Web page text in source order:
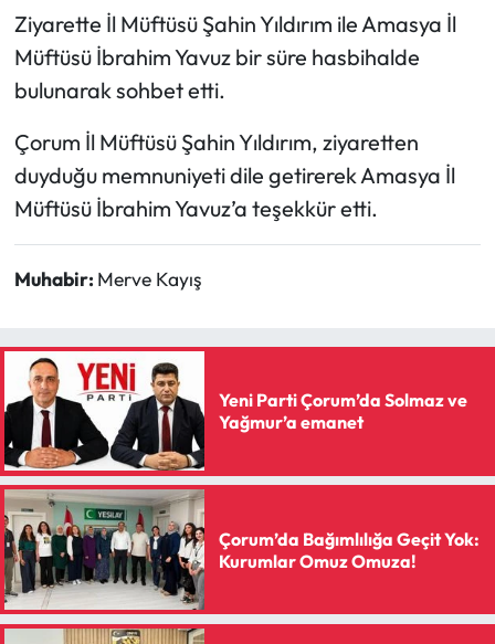
Ziyarette İl Müftüsü Şahin Yıldırım ile Amasya İl
Müftüsü İbrahim Yavuz bir süre hasbihalde
bulunarak sohbet etti.
Çorum İl Müftüsü Şahin Yıldırım, ziyaretten
duyduğu memnuniyeti dile getirerek Amasya İl
Müftüsü İbrahim Yavuz’a teşekkür etti.
Muhabir: Merve Kayış
Yeni Parti Çorum’da Solmaz ve
Yağmur’a emanet
Çorum’da Bağımlılığa Geçit Yok:
Kurumlar Omuz Omuza!
Magazin
Mecitözü Haberleri
Oğuzlar Haberleri
Ortaköy Haberleri
Resmi İlan
Resmi Reklam
Sağlık
Siyaset
Spor